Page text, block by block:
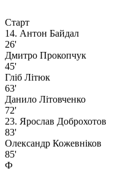
Старт
14. Антон Байдал
26'
Дмитро Прокопчук
45'
Гліб Літюк
63'
Данило Літовченко
72'
23. Ярослав Доброхотов
83'
Олександр Кожевніков
85'
Ф